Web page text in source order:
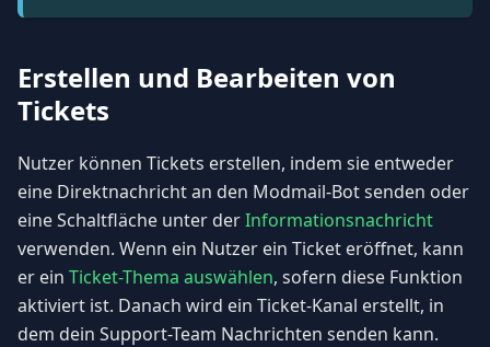
Erstellen und Bearbeiten von
Tickets
Nutzer können Tickets erstellen, indem sie entweder
eine Direktnachricht an den Modmail-Bot senden oder
eine Schaltfläche unter derInformationsnachricht
verwenden. Wenn ein Nutzer ein Ticket eröffnet, kann
er ein Ticket-Thema auswählen, sofern diese Funktion
aktiviert ist. Danach wird ein Ticket-Kanal erstellt, in
dem dein Support-Team Nachrichten senden kann.